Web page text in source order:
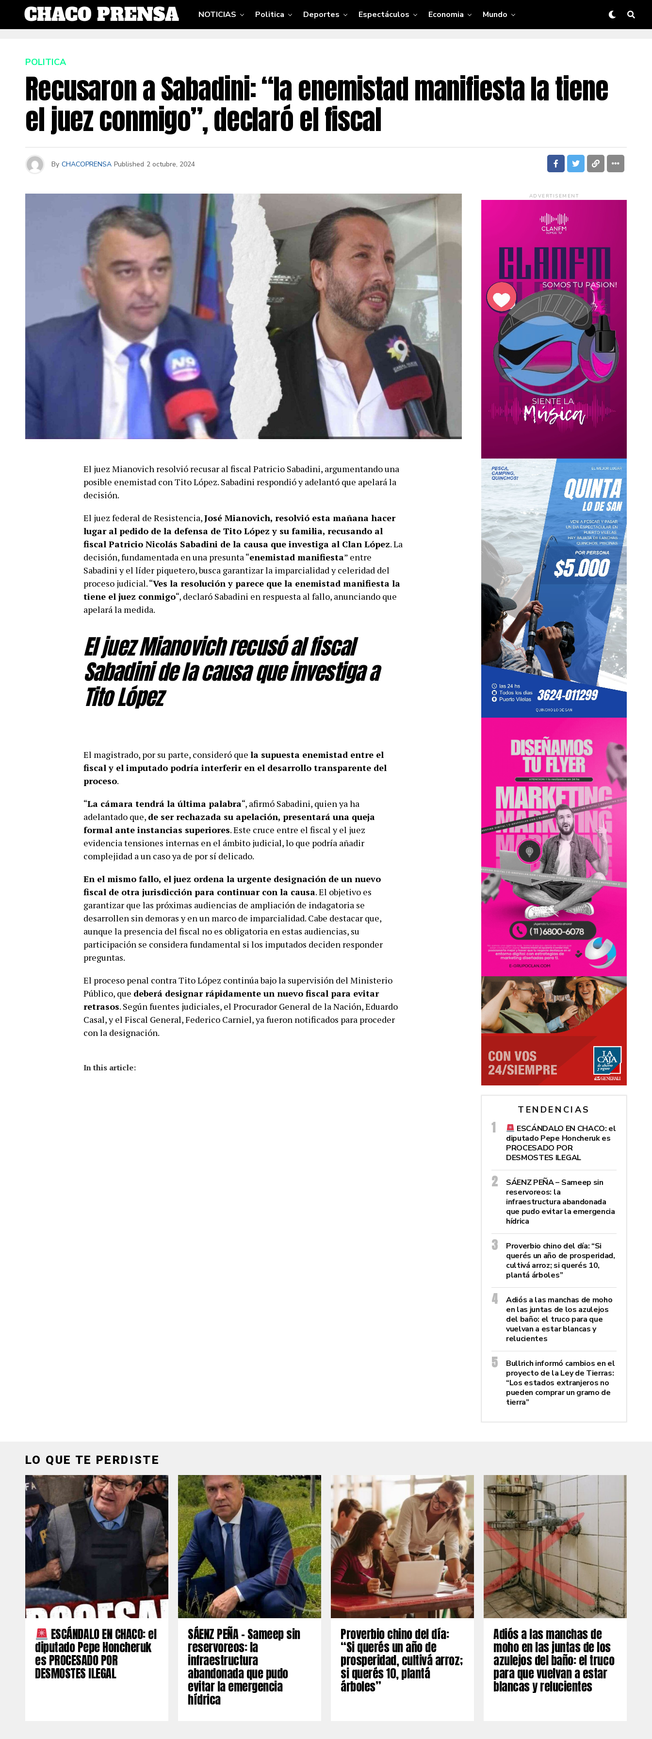
NOTICIAS Politica Deportes Espectáculos Economia Mundo
POLITICA
Recusaron a Sabadini: “la enemistad manifiesta la tiene
el juez conmigo”, declaró el fiscal
By CHACOPRENSA Published 2 octubre, 2024
El juez Mianovich resolvió recusar al fiscal Patricio Sabadini, argumentando una
posible enemistad con Tito López. Sabadini respondió y adelantó que apelará la
decisión.
El juez federal de Resistencia,José Mianovich, resolvió esta mañana hacer
lugar al pedido de la defensa de Tito López y su familia, recusando al
fiscal Patricio Nicolás Sabadini de la causa que investiga al Clan López. La
decisión, fundamentada en una presunta “enemistad manifiesta” entre
Sabadini y el líder piquetero, busca garantizar la imparcialidad y celeridad del
proceso judicial. “Ves la resolución y parece que la enemistad manifiesta la
tiene el juez conmigo“, declaró Sabadini en respuesta al fallo, anunciando que
apelará la medida.
El juez Mianovich recusó al fiscal
Sabadini de la causa que investiga a
Tito López
El magistrado, por su parte, consideró que la supuesta enemistad entre el
fiscal y el imputado podría interferir en el desarrollo transparente del
proceso.
“La cámara tendrá la última palabra“, afirmó Sabadini, quien ya ha
adelantado que, de ser rechazada su apelación, presentará una queja
formal ante instancias superiores. Este cruce entre el fiscal y el juez
evidencia tensiones internas en el ámbito judicial, lo que podría añadir
complejidad a un caso ya de por sí delicado.
En el mismo fallo, el juez ordena la urgente designación de un nuevo
fiscal de otra jurisdicción para continuar con la causa. El objetivo es
garantizar que las próximas audiencias de ampliación de indagatoria se
desarrollen sin demoras y en un marco de imparcialidad. Cabe destacar que,
aunque la presencia del fiscal no es obligatoria en estas audiencias, su
participación se considera fundamental si los imputados deciden responder
preguntas.
El proceso penal contra Tito López continúa bajo la supervisión del Ministerio
Público, que deberá designar rápidamente un nuevo fiscal para evitar
retrasos. Según fuentes judiciales, el Procurador General de la Nación, Eduardo
Casal, y el Fiscal General, Federico Carniel, ya fueron notificados para proceder
con la designación.
In this article:
ADVERTISEMENT
TENDENCIAS
ESCÁNDALO EN CHACO: el
diputado Pepe Honcheruk es
PROCESADO POR
DESMOSTES ILEGAL
SÁENZ PEÑA – Sameep sin
reservoreos: la
infraestructura abandonada
que pudo evitar la emergencia
hídrica
Proverbio chino del día: “Si
querés un año de prosperidad,
cultivá arroz; si querés 10,
plantá árboles”
Adiós a las manchas de moho
en las juntas de los azulejos
del baño: el truco para que
vuelvan a estar blancas y
relucientes
Bullrich informó cambios en el
proyecto de la Ley de Tierras:
“Los estados extranjeros no
pueden comprar un gramo de
tierra”
LO QUE TE PERDISTE
ESCÁNDALO EN CHACO: el
diputado Pepe Honcheruk
es PROCESADO POR
DESMOSTES ILEGAL
SÁENZ PEÑA – Sameep sin
reservoreos: la
infraestructura
abandonada que pudo
evitar la emergencia
hídrica
Proverbio chino del día:
“Si querés un año de
prosperidad, cultivá arroz;
si querés 10, plantá
árboles”
Adiós a las manchas de
moho en las juntas de los
azulejos del baño: el truco
para que vuelvan a estar
blancas y relucientes